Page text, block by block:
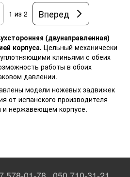
1 из 2 Вперед
(двунаправленная)
корпуса. Цельный механически
клиньями с обеих
работы в обоих
давлении.
модели ножевых задвижек
от испанского производителя
и нержавеющем корпусе.